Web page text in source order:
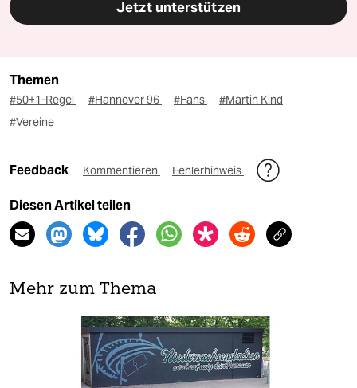
Jetzt unterstützen
Themen
#50+1-Regel #Hannover 96 #Fans
#Martin Kind
#Vereine
Feedback Kommentieren Fehlerhinweis
Diesen Artikel teilen
Mehr zum Thema